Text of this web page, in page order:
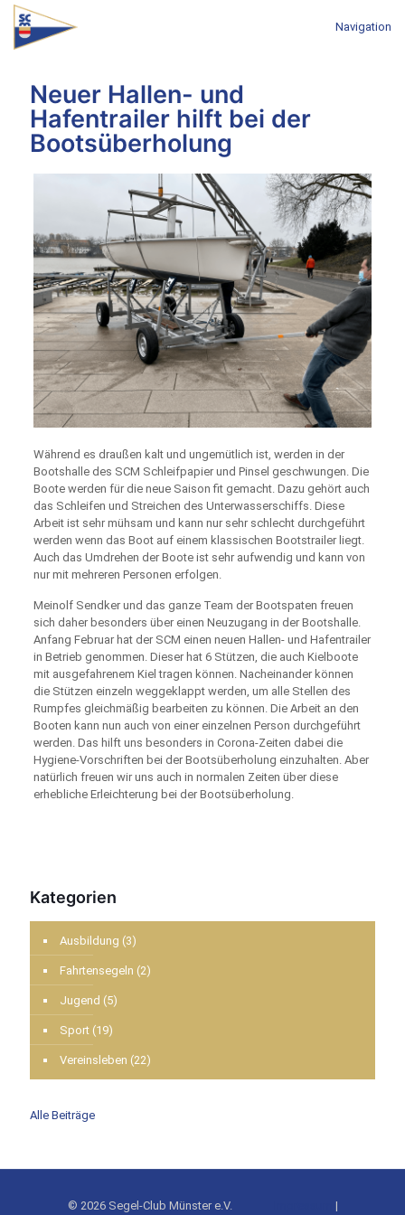
Navigation
Neuer Hallen- und
Hafentrailer hilft bei der
Bootsüberholung
Während es draußen kalt und ungemütlich ist, werden in der
Bootshalle des SCM Schleifpapier und Pinsel geschwungen. Die
Boote werden für die neue Saison fit gemacht. Dazu gehört auch
das Schleifen und Streichen des Unterwasserschiffs. Diese
Arbeit ist sehr mühsam und kann nur sehr schlecht durchgeführt
werden wenn das Boot auf einem klassischen Bootstrailer liegt.
Auch das Umdrehen der Boote ist sehr aufwendig und kann von
nur mit mehreren Personen erfolgen.
Meinolf Sendker und das ganze Team der Bootspaten freuen
sich daher besonders über einen Neuzugang in der Bootshalle.
Anfang Februar hat der SCM einen neuen Hallen- und Hafentrailer
in Betrieb genommen. Dieser hat 6 Stützen, die auch Kielboote
mit ausgefahrenem Kiel tragen können. Nacheinander können
die Stützen einzeln weggeklappt werden, um alle Stellen des
Rumpfes gleichmäßig bearbeiten zu können. Die Arbeit an den
Booten kann nun auch von einer einzelnen Person durchgeführt
werden. Das hilft uns besonders in Corona-Zeiten dabei die
Hygiene-Vorschriften bei der Bootsüberholung einzuhalten. Aber
natürlich freuen wir uns auch in normalen Zeiten über diese
erhebliche Erleichterung bei der Bootsüberholung.
Kategorien
Ausbildung (3)
Fahrtensegeln (2)
Jugend (5)
Sport (19)
Vereinsleben (22)
Alle Beiträge
© 2026 Segel-Club Münster e.V. |